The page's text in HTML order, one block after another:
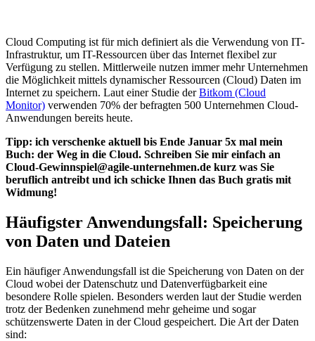
Cloud Computing ist für mich definiert als die Verwendung von IT-
Infrastruktur, um IT-Ressourcen über das Internet flexibel zur
Verfügung zu stellen. Mittlerweile nutzen immer mehr Unternehmen
die Möglichkeit mittels dynamischer Ressourcen (Cloud) Daten im
Internet zu speichern. Laut einer Studie derBitkom (Cloud
Monitor) verwenden 70% der befragten 500 Unternehmen Cloud-
Anwendungen bereits heute.
Tipp: ich verschenke aktuell bis Ende Januar 5x mal mein
Buch: der Weg in die Cloud. Schreiben Sie mir einfach an
Cloud-Gewinnspiel@agile-unternehmen.de kurz was Sie
beruflich antreibt und ich schicke Ihnen das Buch gratis mit
Widmung!
Häufigster Anwendungsfall: Speicherung
von Daten und Dateien
Ein häufiger Anwendungsfall ist die Speicherung von Daten on der
Cloud wobei der Datenschutz und Datenverfügbarkeit eine
besondere Rolle spielen. Besonders werden laut der Studie werden
trotz der Bedenken zunehmend mehr geheime und sogar
schützenswerte Daten in der Cloud gespeichert. Die Art der Daten
sind: